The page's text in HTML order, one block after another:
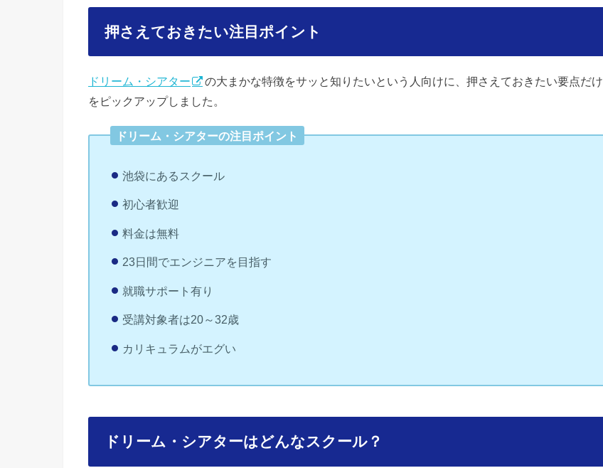
押さえておきたい注目ポイント
ドリーム・シアター
の大まかな特徴をサッと知りたいという人向けに、押さえておきたい要点だけ
をピックアップしました。
ドリーム・シアターの注目ポイント
池袋にあるスクール
初心者歓迎
料金は無料
23日間でエンジニアを目指す
就職サポート有り
受講対象者は20～32歳
カリキュラムがエグい
ドリーム・シアターはどんなスクール？